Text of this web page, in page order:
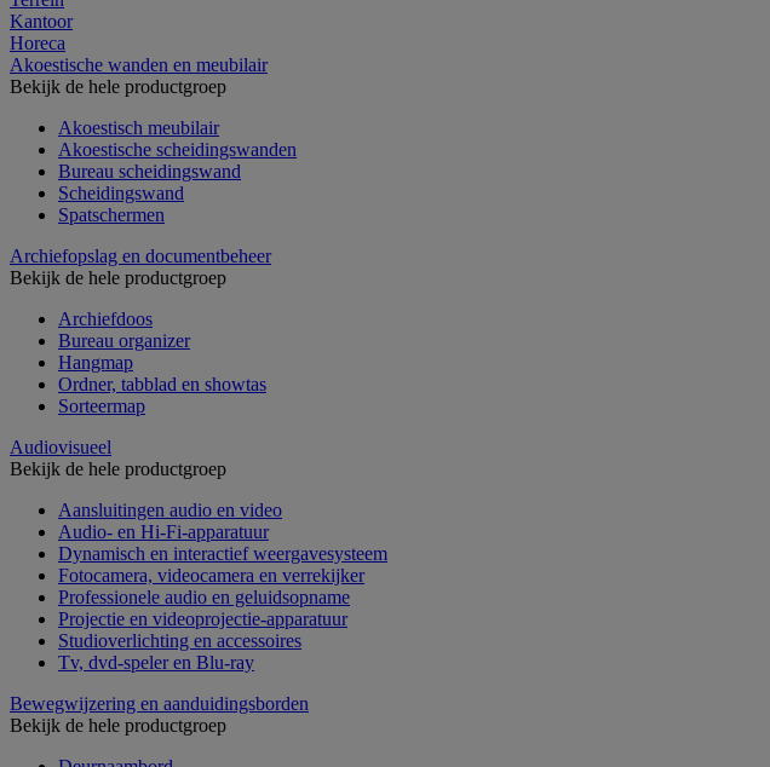
Kantoor
Horeca
Akoestische wanden en meubilair
Bekijk de hele productgroep
Akoestisch meubilair
Akoestische scheidingswanden
Bureau scheidingswand
Scheidingswand
Spatschermen
Archiefopslag en documentbeheer
Bekijk de hele productgroep
Archiefdoos
Bureau organizer
Hangmap
Ordner, tabblad en showtas
Sorteermap
Audiovisueel
Bekijk de hele productgroep
Aansluitingen audio en video
Audio- en Hi-Fi-apparatuur
Dynamisch en interactief weergavesysteem
Fotocamera, videocamera en verrekijker
Professionele audio en geluidsopname
Projectie en videoprojectie-apparatuur
Studioverlichting en accessoires
Tv, dvd-speler en Blu-ray
Bewegwijzering en aanduidingsborden
Bekijk de hele productgroep